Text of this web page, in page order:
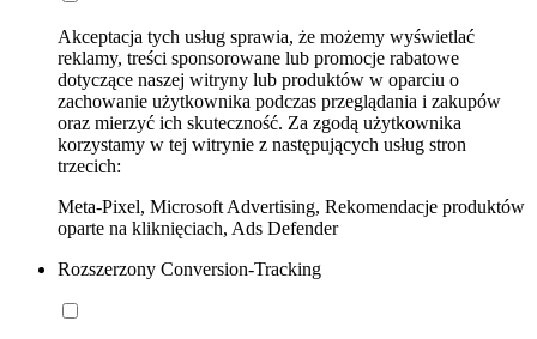
Akceptacja tych usług sprawia, że możemy wyświetlać
reklamy, treści sponsorowane lub promocje rabatowe
dotyczące naszej witryny lub produktów w oparciu o
zachowanie użytkownika podczas przeglądania i zakupów
oraz mierzyć ich skuteczność. Za zgodą użytkownika
korzystamy w tej witrynie z następujących usług stron
trzecich:
Meta-Pixel, Microsoft Advertising, Rekomendacje produktów
oparte na kliknięciach, Ads Defender
Rozszerzony Conversion-Tracking